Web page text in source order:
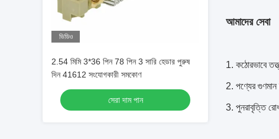
ভিডিও
2.54 মিমি 3*36 পিন 78 পিন 3 সারি হেডার পুরুষ
দিন 41612 সংযোগকারী সমকোণ
সেরা দাম পান
আমাদের সেবা
1. কঠোরভাবে
2. পণ্যের গুণমান
3. পুনরাবৃত্তি